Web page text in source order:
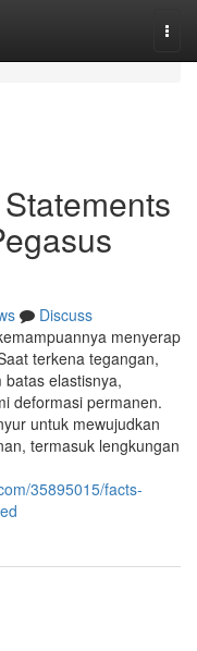
Discuss
menyerap
terkena tegangan,
elastisnya,
deformasi permanen.
untuk mewujudkan
termasuk lengkungan
35895015/facts-